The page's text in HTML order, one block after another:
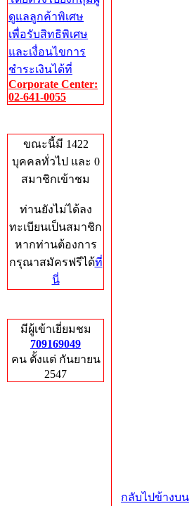
ดูแลลูกค้าพิเศษ
เพื่อรับสิทธิพิเศษ
และเงื่อนไขการ
ชำระเงินได้ที่
Corporate Center:
02-641-0055
ขณะนี้มี 1422
บุคคลทั่วไป และ 0
สมาชิกเข้าชม
ท่านยังไม่ได้ลง
ทะเบียนเป็นสมาชิก
หากท่านต้องการ
กรุณาสมัครฟรีได้ที่
นี่
มีผู้เข้าเยี่ยมชม
709169049
คน ตั้งแต่ กันยายน
2547
กลับไปข้างบน